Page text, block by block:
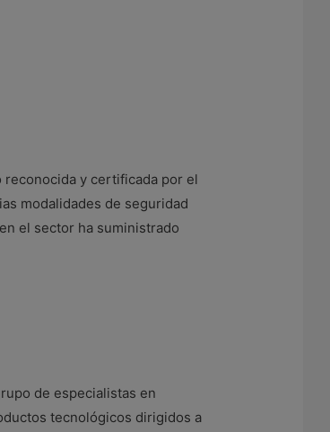
reconocida y certificada por el
modalidades de seguridad
el sector ha suministrado
de especialistas en
tecnológicos dirigidos a